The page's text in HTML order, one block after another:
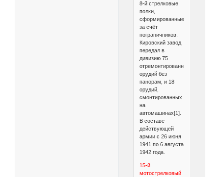
8-й стрелковые
полки,
сформированные
за счёт
пограничников.
Кировский завод
передал в
дивизию 75
отремонтированных
орудий без
панорам, и 18
орудий,
смонтированных
на
автомашинах[1].
В составе
действующей
армии с 26 июня
1941 по 6 августа
1942 года.
15-й
мотострелковый